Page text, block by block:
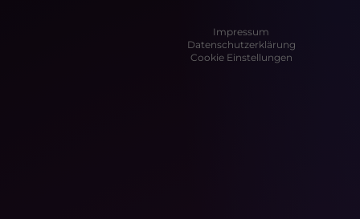
Impressum
Datenschutzerklärung
Cookie Einstellungen